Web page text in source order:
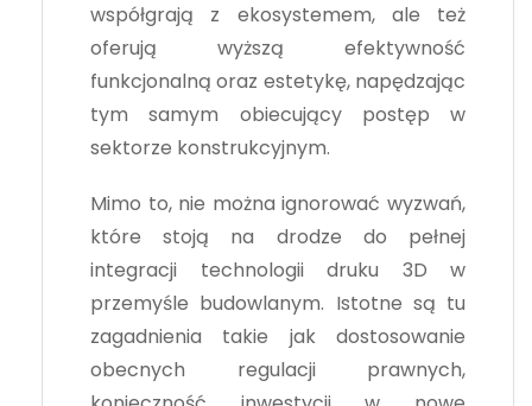
współgrają z ekosystemem, ale też
oferują wyższą efektywność
funkcjonalną oraz estetykę, napędzając
tym samym obiecujący postęp w
sektorze konstrukcyjnym.
Mimo to, nie można ignorować wyzwań,
które stoją na drodze do pełnej
integracji technologii druku 3D w
przemyśle budowlanym. Istotne są tu
zagadnienia takie jak dostosowanie
obecnych regulacji prawnych,